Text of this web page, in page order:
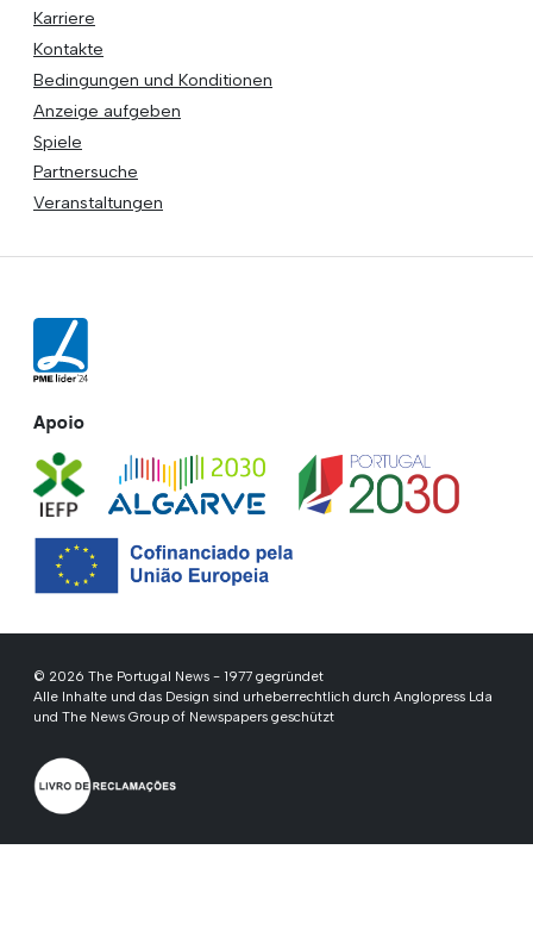
Karriere
Kontakte
Bedingungen und Konditionen
Anzeige aufgeben
Spiele
Partnersuche
Veranstaltungen
Apoio
© 2026 The Portugal News - 1977 gegründet
Alle Inhalte und das Design sind urheberrechtlich durch Anglopress Lda
und The News Group of Newspapers geschützt